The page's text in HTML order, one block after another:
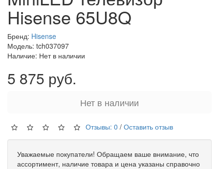
Hisense 65U8Q
Бренд: Hisense
Модель: tch037097
Наличие: Нет в наличии
5 875 руб.
Нет в наличии
Отзывы: 0 / Оставить отзыв
Уважаемые покупатели! Обращаем ваше внимание, что
ассортимент, наличие товара и цена указаны справочно